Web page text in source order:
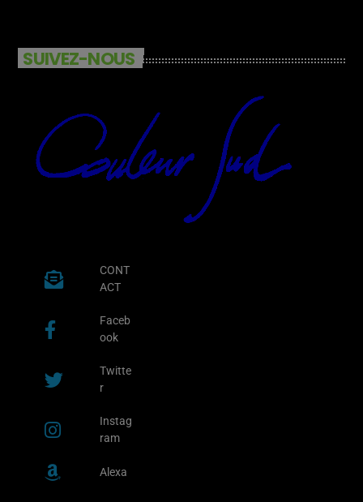
SUIVEZ-NOUS
CONT
ACT
Faceb
ook
Twitte
r
Instag
ram
Alexa